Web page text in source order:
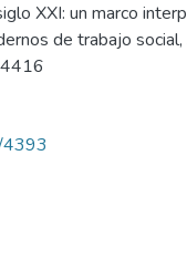
XXI: un marco
de trabajo